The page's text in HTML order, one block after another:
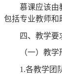
（四）团队
慕课应该
包括专业教师和
四、教学要
（一）教学